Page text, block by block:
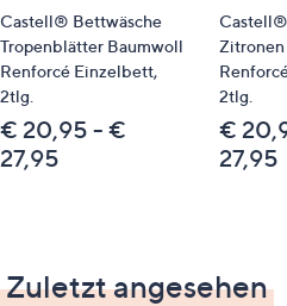
Packstation oder ins
Qualitätshinweise
STANDARD 100 by
Castell® Bettwäsche
Tropenblätter Baumwoll
Renforcé Einzelbett,
2tlg.
€ 20,95 - €
27,95
2tlg.
€
27,95
Zuletzt angesehen